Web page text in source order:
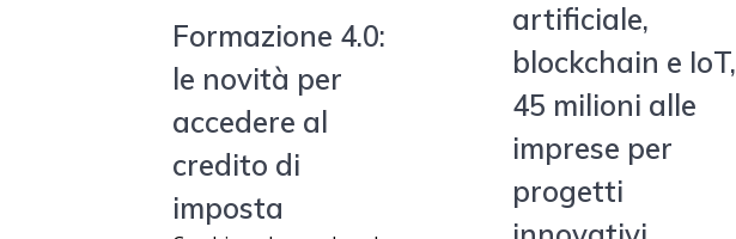
Formazione 4.0:
le novità per
accedere al
credito di
imposta
artificiale,
blockchain e IoT,
45 milioni alle
imprese per
progetti